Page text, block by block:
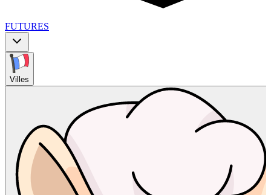
FUTURES
Villes